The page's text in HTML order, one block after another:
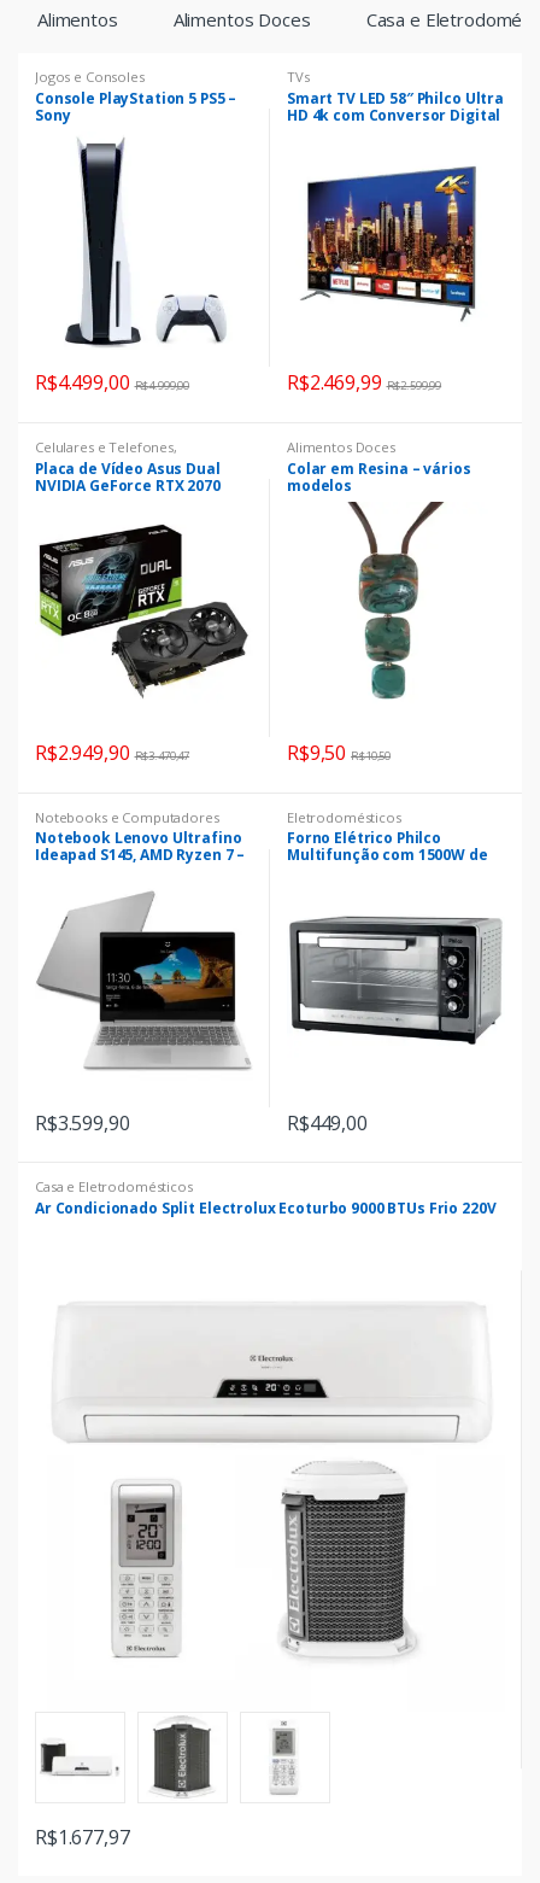
Alimentos Alimentos Doces Casa e
Jogos e Consoles
Console PlayStation 5 PS5 –
Sony
R$4.499,00 R$4.999,00
TVs
Smart TV LED 58″ Philco Ultra
HD 4k com Conversor Digital
R$2.469,99 R$2.599,99
Celulares e Telefones,
Smartphones, Tecnologia
Placa de Vídeo Asus Dual
NVIDIA GeForce RTX 2070
R$2.949,90 R$3.470,47
Alimentos Doces
Colar em Resina – vários
modelos
R$9,50 R$10,50
Notebooks e Computadores
Notebook Lenovo Ultrafino
Ideapad S145, AMD Ryzen 7 –
Windows 10, 15.6, Prata
R$3.599,90
Eletrodomésticos
Forno Elétrico Philco
Multifunção com 1500W de
R$449,00
Casa e Eletrodomésticos
Ar Condicionado Split Electrolux Ecoturbo 9000 BTUs Frio 220V
R$1.677,97